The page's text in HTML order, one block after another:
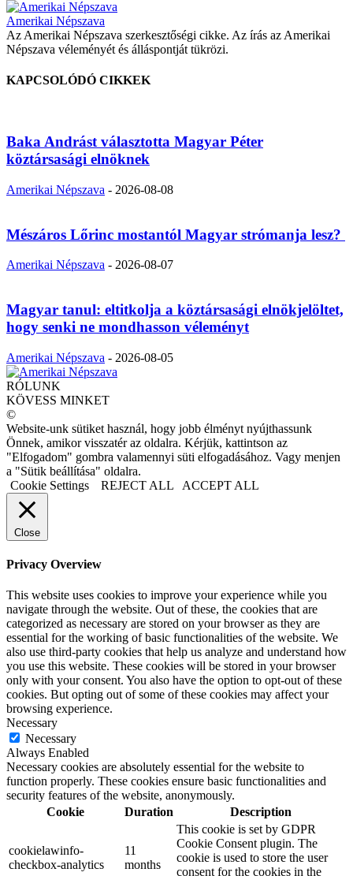
Amerikai Népszava
Az Amerikai Népszava szerkesztőségi cikke. Az írás az Amerikai
Népszava véleményét és álláspontját tükrözi.
KAPCSOLÓDÓ CIKKEK
Baka Andrást választotta Magyar Péter
köztársasági elnöknek
Amerikai Népszava - 2026-08-08
Mészáros Lőrinc mostantól Magyar strómanja lesz?
Amerikai Népszava - 2026-08-07
Magyar tanul: eltitkolja a köztársasági elnökjelöltet,
hogy senki ne mondhasson véleményt
Amerikai Népszava - 2026-08-05
RÓLUNK
KÖVESS MINKET
©
Website-unk sütiket használ, hogy jobb élményt nyújthassunk
Önnek, amikor visszatér az oldalra. Kérjük, kattintson az
"Elfogadom" gombra valamennyi süti elfogadásához. Vagy menjen
a "Sütik beállítása" oldalra.
Cookie Settings
REJECT ALL ACCEPT ALL
Close
Privacy Overview
This website uses cookies to improve your experience while you
navigate through the website. Out of these, the cookies that are
categorized as necessary are stored on your browser as they are
essential for the working of basic functionalities of the website. We
also use third-party cookies that help us analyze and understand how
you use this website. These cookies will be stored in your browser
only with your consent. You also have the option to opt-out of these
cookies. But opting out of some of these cookies may affect your
browsing experience.
Necessary
Necessary
Always Enabled
Necessary cookies are absolutely essential for the website to
function properly. These cookies ensure basic functionalities and
security features of the website, anonymously.
Cookie
Duration Description
cookielawinfo-
checkbox-analytics
11
months
This cookie is set by GDPR
Cookie Consent plugin. The
cookie is used to store the user
consent for the cookies in the